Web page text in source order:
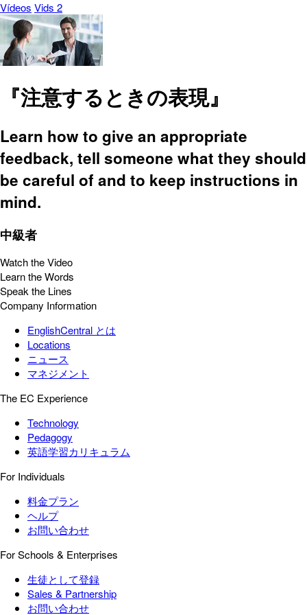
Vídeos Vids 2
『注意するときの表現』
Learn how to give an appropriate
feedback, tell someone what they should
be careful of and to keep instructions in
mind.
中級者
Watch the Video
Learn the Words
Speak the Lines
Company Information
EnglishCentral とは
Locations
ニュース
マネジメント
The EC Experience
Technology
Pedagogy
英語学習カリキュラム
For Individuals
料金プラン
ヘルプ
お問い合わせ
For Schools & Enterprises
生徒として登録
Sales & Partnership
お問い合わせ